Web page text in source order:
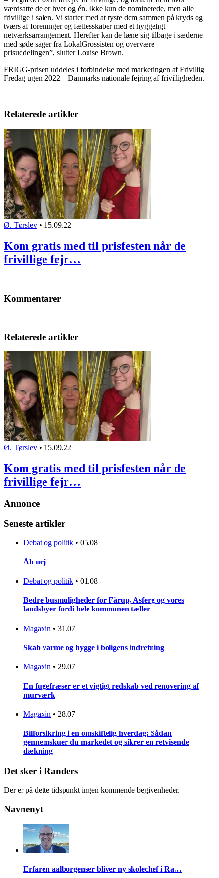
værdsatte de er hver og én. Ikke kun de nominerede, men alle
frivillige i salen. Vi starter med at ryste dem sammen på kryds og
tværs af foreninger og fællesskaber med et hyggeligt
netværksarrangement. Herefter kan de læne sig tilbage i sæderne
med søde sager fra LokalGrossisten og overvære
prisuddelingen”, slutter Louise Brown.
FRIGG-prisen uddeles i forbindelse med markeringen af Frivillig
Fredag ugen 2022 – Danmarks nationale fejring af frivilligheden.
Relaterede artikler
Ø. Tørslev • 15.09.22
Kom gratis med til prisfesten når de
frivillige fejr…
Kommentarer
Relaterede artikler
Ø. Tørslev • 15.09.22
Kom gratis med til prisfesten når de
frivillige fejr…
Annonce
Seneste artikler
Debat og politik • 05.08
Åh nej
Debat og politik • 01.08
Bedre busmuligheder for Fårup, Asferg og vores
landsbyer fordi hele kommunen tæller
Magaxin • 31.07
Skab varme og hygge i boligens indretning
Magaxin • 29.07
En fugefræser er et vigtigt redskab ved renovering af
murværk
Magaxin • 28.07
Bilforsikring i en omskiftelig hverdag: Sådan
gennemskuer du markedet og sikrer en retvisende
dækning
Det sker i Randers
Der er på dette tidspunkt ingen kommende begivenheder.
Navnenyt
Erfaren aalborgenser bliver ny skolechef i Ra…